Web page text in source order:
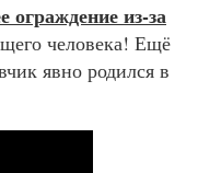
ограждение из-за
человека! Ещё
явно родился в